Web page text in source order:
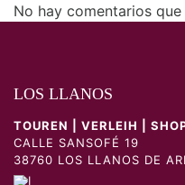
No hay comentarios que
LOS LLANOS
TOUREN | VERLEIH |
CALLE SANSOFÉ 19
38760 LOS LLANOS DE